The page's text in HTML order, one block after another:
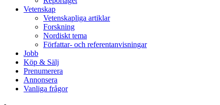
Vetenskap
Vetenskapliga artiklar
Forskning
Nordiskt tema
Författar- och referentanvisningar
Jobb
Köp & Sälj
Prenumerera
Annonsera
Vanliga frågor